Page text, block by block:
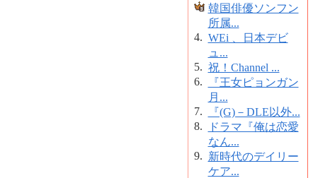
韓国俳優ソンフン
所属...
4. WEi 、日本デビ
ュ...
5. 祝！Channel ...
6.
『王女ピョンガン
月...
7.
『(G)－DLE以外...
8.
ドラマ『俺は恋愛
なん...
9. 新時代のデイリー
ケア...